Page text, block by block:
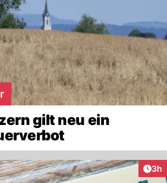
gilt neu ein
3h